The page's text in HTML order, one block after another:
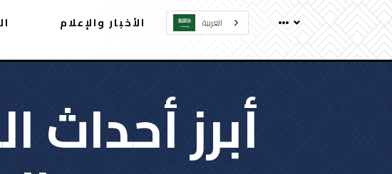
الأخبار والإعلام العربية‏
أبرز أحداث